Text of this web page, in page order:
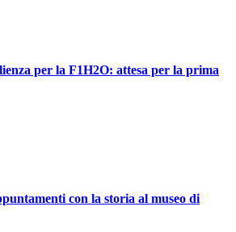
per la F1H2O: attesa per la prima
con la storia al museo di